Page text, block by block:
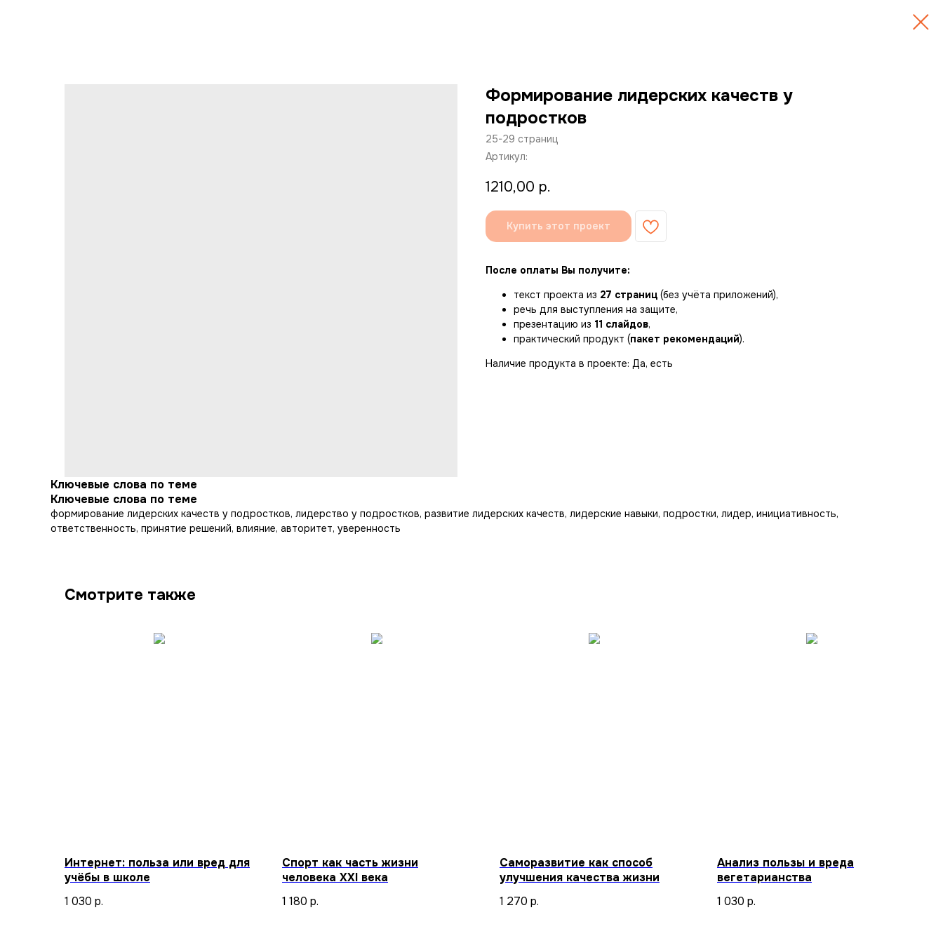
Формирование лидерских качеств у
подростков
25-29 страниц
Артикул:
1210,00 р.
Купить этот проект
После оплаты Вы получите:
текст проекта из 27 страниц (без учёта приложений),
речь для выступления на защите,
презентацию из 11 слайдов,
практический продукт (пакет рекомендаций).
Наличие продукта в проекте: Да, есть
Ключевые слова по теме
Ключевые слова по теме
формирование лидерских качеств у подростков, лидерство у подростков, развитие лидерских качеств, лидерские навыки, подростки, лидер, инициативность,
ответственность, принятие решений, влияние, авторитет, уверенность
Смотрите также
Интернет: польза или вред для
учёбы в школе
1 030 р.
Спорт как часть жизни
человека XXI века
1 180 р.
Саморазвитие как способ
улучшения качества жизни
1 270 р.
Анализ пользы и вреда
вегетарианства
1 030 р.